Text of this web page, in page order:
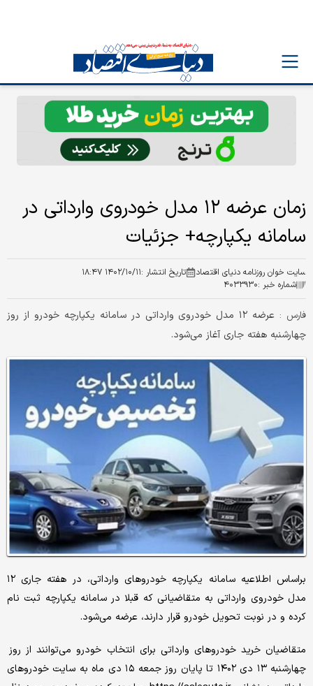
زمان عرضه ۱۲ مدل خودروی وارداتی در
سامانه یکپارچه+ جزئیات
سایت خوان روزنامه دنیای اقتصاد تاریخ انتشار :۱۴۰۲/۱۰/۱۱ ۱۸:۴۷
شماره خبر :۴۰۳۳۹۳۰
فارس :
عرضه ۱۲ مدل خودروی وارداتی در سامانه یکپارچه خودرو از روز
چهارشنبه هفته جاری آغاز می‌شود.
براساس اطلاعیه سامانه یکپارچه خودروهای وارداتی، در هفته جاری ۱۲
مدل خودروی وارداتی به متقاضیانی که قبلا در سامانه یکپارچه ثبت نام
کرده و در نوبت تحویل خودرو قرار دارند، عرضه می‌شود.
متقاضیان خرید خودروهای وارداتی برای انتخاب خودرو می‌توانند از روز
چهارشنبه ۱۳ دی ۱۴۰۲ تا پایان روز جمعه ۱۵ دی ماه به سایت خودروهای